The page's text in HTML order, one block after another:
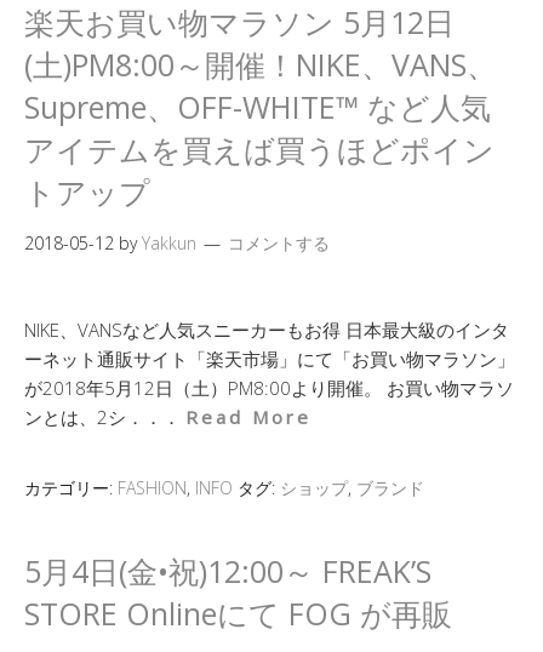
楽天お買い物マラソン 5月12日
(土)PM8:00～開催！NIKE、VANS、
Supreme、OFF-WHITE™ など人気
アイテムを買えば買うほどポイン
トアップ
2018-05-12 byYakkun コメントする
NIKE、VANSなど人気スニーカーもお得 日本最大級のインタ
ーネット通販サイト「楽天市場」にて「お買い物マラソン」
が2018年5月12日（土）PM8:00より開催。 お買い物マラソ
ンとは、2シ．．． Read More
カテゴリー: FASHION, INFO タグ: ショップ, ブランド
5月4日(金•祝)12:00～ FREAK’S
STORE Onlineにて FOG が再販